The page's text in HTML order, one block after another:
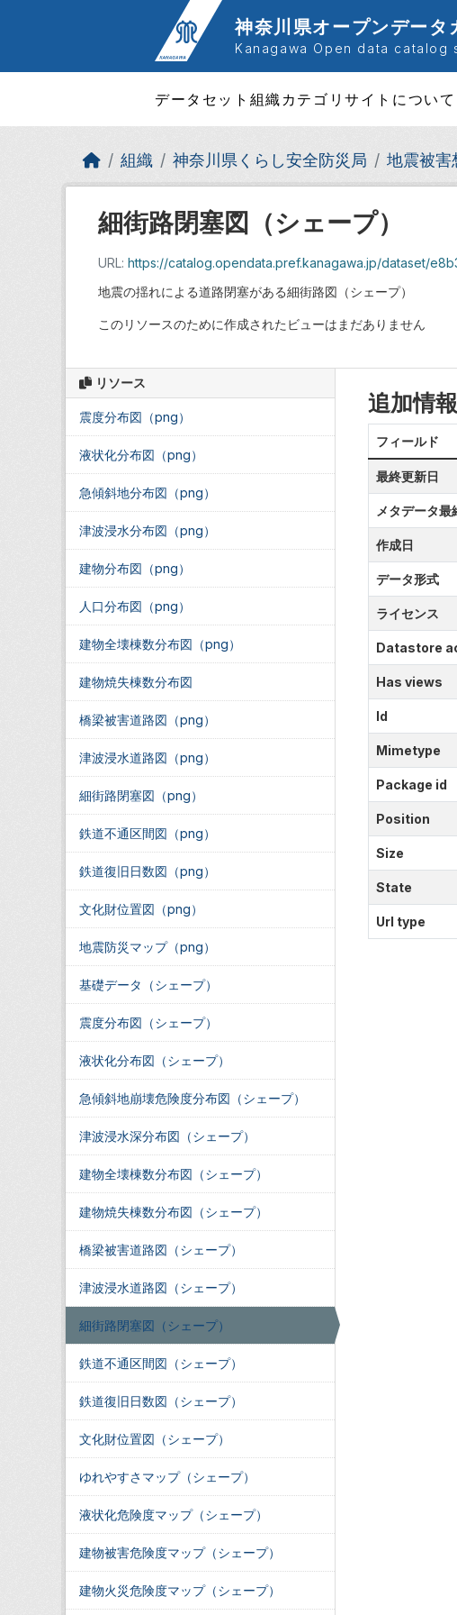
神奈川県オープンデータ
Kanagawa Open data catalog
データセット 組織 カテゴリサイトについて
組織 神奈川県くらし安全防災局 地震被害
細街路閉塞図（シェープ）
URL: https://catalog.opendata.pref.kanagawa.jp/dataset/
地震の揺れによる道路閉塞がある細街路図（シェープ）
このリソースのために作成されたビューはまだありません
リソース
震度分布図（png）
液状化分布図（png）
急傾斜地分布図（png）
津波浸水分布図（png）
建物分布図（png）
人口分布図（png）
建物全壊棟数分布図（png）
建物焼失棟数分布図
橋梁被害道路図（png）
津波浸水道路図（png）
細街路閉塞図（png）
鉄道不通区間図（png）
鉄道復旧日数図（png）
文化財位置図（png）
地震防災マップ（png）
基礎データ（シェープ）
震度分布図（シェープ）
液状化分布図（シェープ）
急傾斜地崩壊危険度分布図（シェープ）
津波浸水深分布図（シェープ）
建物全壊棟数分布図（シェープ）
建物焼失棟数分布図（シェープ）
橋梁被害道路図（シェープ）
津波浸水道路図（シェープ）
細街路閉塞図（シェープ）
鉄道不通区間図（シェープ）
鉄道復旧日数図（シェープ）
文化財位置図（シェープ）
ゆれやすさマップ（シェープ）
液状化危険度マップ（シェープ）
建物被害危険度マップ（シェープ）
建物火災危険度マップ（シェープ）
追加情報
フィールド
最終更新日
メタデータ最
作成日
データ形式
ライセンス
Datastore
Has views
Id
Mimetype
Package id
Position
Size
State
Url type